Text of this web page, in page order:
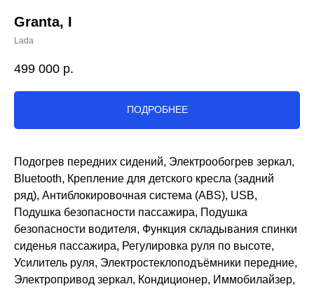
Granta, I
Lada
499 000 р.
ПОДРОБНЕЕ
Подогрев передних сидений, Электрообогрев зеркал,
Bluetooth, Крепление для детского кресла (задний
ряд), Антиблокировочная система (ABS), USB,
Подушка безопасности пассажира, Подушка
безопасности водителя, Функция складывания спинки
сиденья пассажира, Регулировка руля по высоте,
Усилитель руля, Электростеклоподъёмники передние,
Электропривод зеркал, Кондиционер, Иммобилайзер,